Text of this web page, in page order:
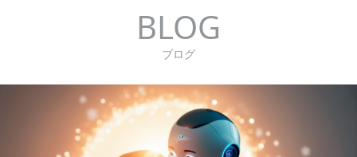
BLOG
ブログ